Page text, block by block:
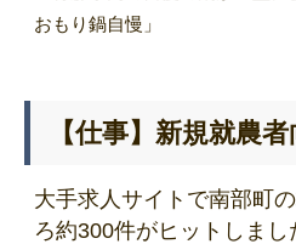
おもり鍋自慢」
【仕事】新規就農
大手求人サイトで南部町
ろ約300件がヒットしまし